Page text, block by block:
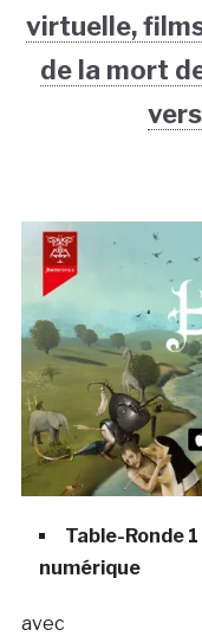
virtuelle,
de la mort
Table-Ronde
numérique
avec